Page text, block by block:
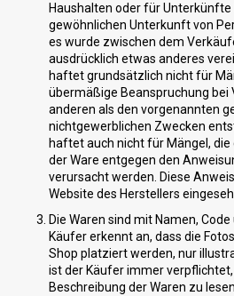
Haushalten oder für
gewöhnlichen Unterkunft von
es wurde zwischen dem
ausdrücklich etwas anderes
haftet grundsätzlich nicht für
übermäßige Beanspruchung bei
anderen als den vorgenannten
nichtgewerblichen Zwecken
haftet auch nicht für Mängel,
der Ware entgegen den
verursacht werden. Diese
Website des Herstellers
Die Waren sind mit Namen,
Käufer erkennt an, dass die
Shop platziert werden, nur
ist der Käufer immer
Beschreibung der Waren zu